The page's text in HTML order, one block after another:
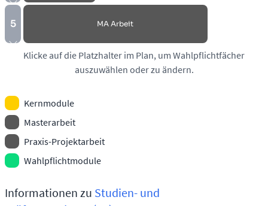
5 MA Ar­beit
Klicke auf die Platzhalter im Plan, um Wahlpflichtfächer
auszuwählen oder zu ändern.
Kernmodule
Masterarbeit
Praxis-Projektarbeit
Wahlpflichtmodule
Informationen zu Studien- und